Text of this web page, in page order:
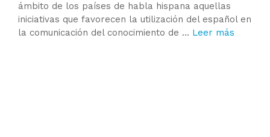
ámbito de los países de habla hispana aquellas
iniciativas que favorecen la utilización del español en
la comunicación del conocimiento de … Leer más